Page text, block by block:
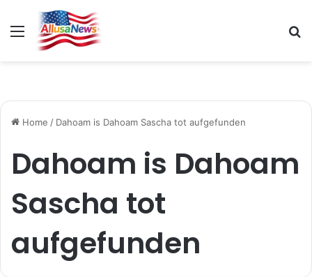
Menu
Home / Dahoam is Dahoam Sascha tot aufgefunden
Dahoam is Dahoam
Sascha tot
aufgefunden